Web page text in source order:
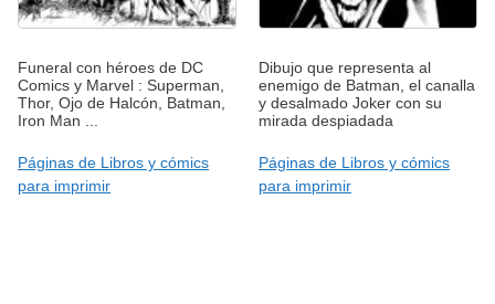
Funeral con héroes de DC
Comics y Marvel : Superman,
Thor, Ojo de Halcón, Batman,
Iron Man ...
Páginas de Libros y cómics
para imprimir
Dibujo que representa al
enemigo de Batman, el canalla
y desalmado Joker con su
mirada despiadada
Páginas de Libros y cómics
para imprimir